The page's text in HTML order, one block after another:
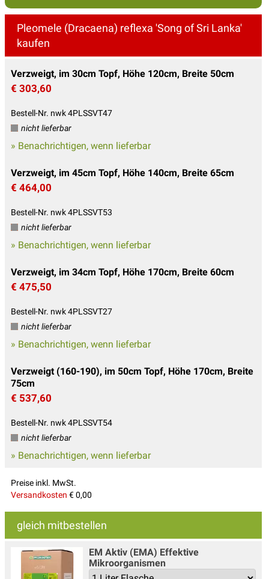
Pleomele (Dracaena) reflexa 'Song of Sri Lanka'
kaufen
Verzweigt, im 30cm Topf, Höhe 120cm, Breite 50cm
€ 303,60
Bestell-Nr. nwk 4PLSSVT47
nicht lieferbar
» Benachrichtigen, wenn lieferbar
Verzweigt, im 45cm Topf, Höhe 140cm, Breite 65cm
€ 464,00
Bestell-Nr. nwk 4PLSSVT53
nicht lieferbar
» Benachrichtigen, wenn lieferbar
Verzweigt, im 34cm Topf, Höhe 170cm, Breite 60cm
€ 475,50
Bestell-Nr. nwk 4PLSSVT27
nicht lieferbar
» Benachrichtigen, wenn lieferbar
Verzweigt (160-190), im 50cm Topf, Höhe 170cm, Breite
75cm
€ 537,60
Bestell-Nr. nwk 4PLSSVT54
nicht lieferbar
» Benachrichtigen, wenn lieferbar
Preise inkl. MwSt.
Versandkosten € 0,00
gleich mitbestellen
EM Aktiv (EMA) Effektive
Mikroorganismen